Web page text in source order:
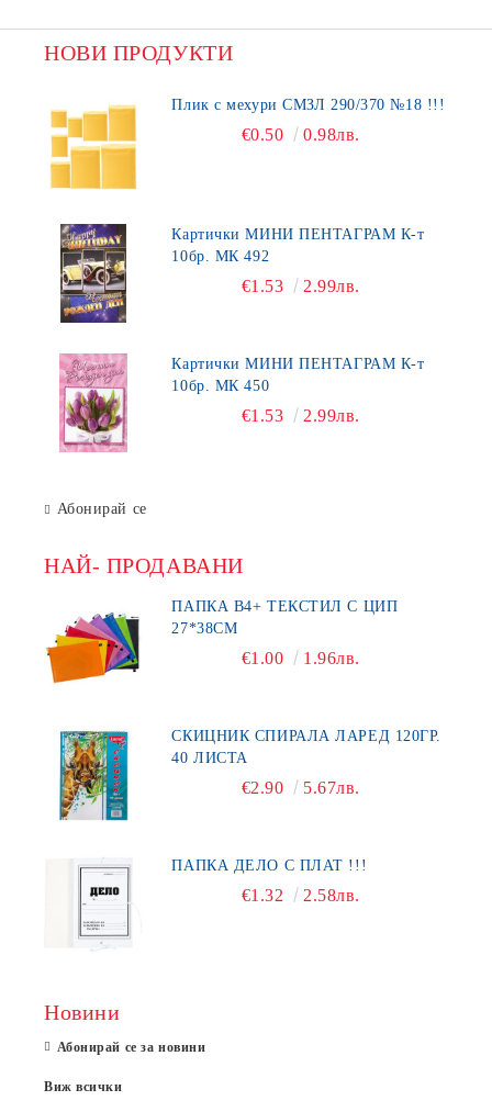
НОВИ ПРОДУКТИ
Плик с мехури СМЗЛ 290/370 №18 !!!
€0.50 0.98лв.
Картички МИНИ ПЕНТАГРАМ К-т
10бр. МК 492
€1.53 2.99лв.
Картички МИНИ ПЕНТАГРАМ К-т
10бр. МК 450
€1.53 2.99лв.
Абонирай се
НАЙ- ПРОДАВАНИ
ПАПКА В4+ ТЕКСТИЛ С ЦИП
27*38СМ
€1.00 1.96лв.
СКИЦНИК СПИРАЛА ЛАРЕД 120ГР.
40 ЛИСТА
€2.90 5.67лв.
ПАПКА ДЕЛО С ПЛАТ !!!
€1.32 2.58лв.
Новини
Абонирай се за новини
Виж всички